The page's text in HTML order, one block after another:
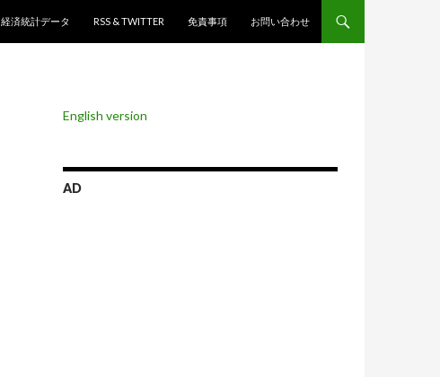
経済統計データ
RSS & TWITTER 免責事項 お問い合わせ
English version
AD